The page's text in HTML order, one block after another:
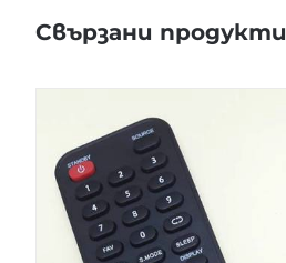
Свързани продукти